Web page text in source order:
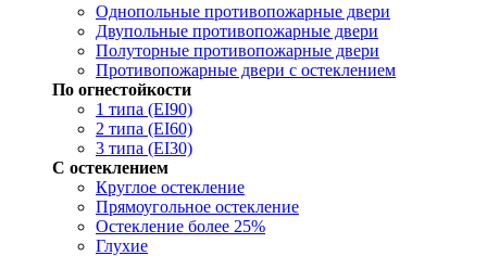
Однопольные противопожарные двери
Двупольные противопожарные двери
Полуторные противопожарные двери
Противопожарные двери с остеклением
По огнестойкости
1 типа (EI90)
2 типа (EI60)
3 типа (EI30)
С остеклением
Круглое остекление
Прямоугольное остекление
Остекление более 25%
Глухие